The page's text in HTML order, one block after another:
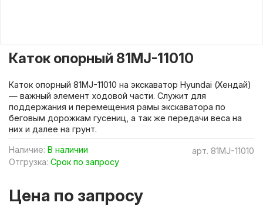
арт. 81MJ-11010
Наличие: В наличии
Отгрузка: Срок по запросу
Каток опорный 81MJ-11010
Цена по запросу
Каток опорный 81MJ-11010 на экскаватор Hyundai (Хендай)
— важный элемент ходовой части. Служит для
поддержания и перемещения рамы экскаватора по
беговым дорожкам гусениц, а так же передачи веса на
них и далее на грунт.